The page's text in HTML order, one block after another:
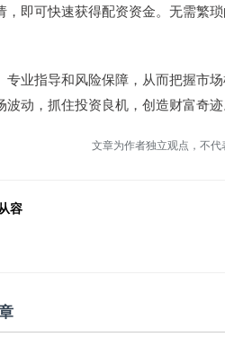
即可快速获得配资资金。无需繁
业指导和风险保障，从而把握市
动，抓住投资良机，创造财富奇迹
文章为作者独立观点，不
容